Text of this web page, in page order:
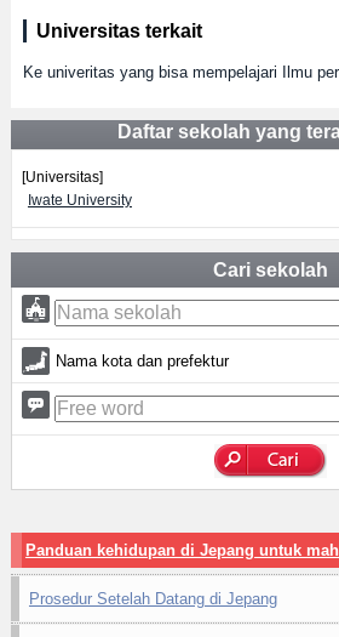
Universitas terkait
Ke univeritas yang bisa mempelajari Ilmu
Daftar sekolah yang
[Universitas]
Iwate University
Cari sekolah
Nama kota dan prefektur
Panduan kehidupan di Jepang untuk
Prosedur Setelah Datang di Jepang